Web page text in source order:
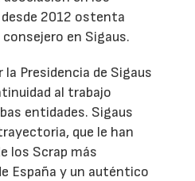
2012 ostenta
en Sigaus.
la Presidencia de Sigaus
al trabajo
entidades. Sigaus
que le han
los Scrap más
España y un auténtico